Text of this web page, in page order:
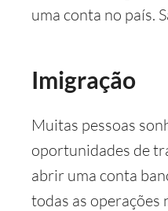
uma conta no país.
Imigração
Muitas pessoas
oportunidades de
abrir uma conta
todas as operações